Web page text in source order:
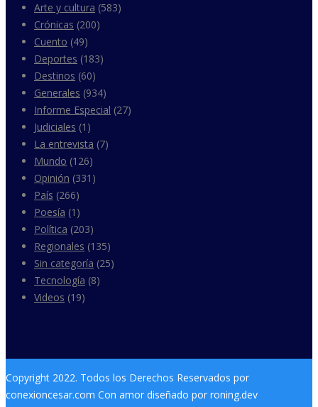
Arte y cultura (583)
Crónicas (200)
Cuento (49)
Deportes (183)
Destinos (60)
Generales (934)
Informe Especial (27)
Judiciales (1)
La entrevista (7)
Mundo (126)
Opinión (331)
País (266)
Poesía (1)
Política (203)
Regionales (135)
Sin categoría (25)
Tecnología (8)
Videos (19)
Copyright 2022. Todos los Derechos Reservados por
conexioncesar.com Con amor diseñado por roning.dev